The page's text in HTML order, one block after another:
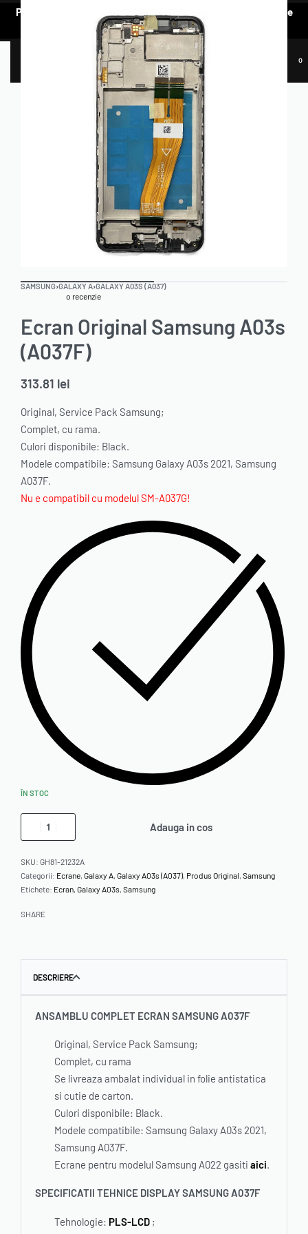
Pentru a vedea oferta de prețuri preferențiale, e nevoie să te
AUTENTIFICI.
0
SAMSUNG›GALAXY A›GALAXY A03S (A037)
o recenzie
Ecran Original Samsung A03s
(A037F)
313.81 lei
Original, Service Pack Samsung;
Complet, cu rama.
Culori disponibile: Black.
Modele compatibile: Samsung Galaxy A03s 2021, Samsung
A037F.
Nu e compatibil cu modelul SM-A037G!
ÎN STOC
Adauga in cos
SKU: GH81-21232A
Categorii: Ecrane, Galaxy A, Galaxy A03s (A037), Produs Original, Samsung
Etichete: Ecran, Galaxy A03s, Samsung
SHARE
DESCRIERE
ANSAMBLU COMPLET ECRAN SAMSUNG A037F
Original, Service Pack Samsung;
Complet, cu rama
Se livreaza ambalat individual in folie antistatica
si cutie de carton.
Culori disponibile: Black.
Modele compatibile: Samsung Galaxy A03s 2021,
Samsung A037F.
Ecrane pentru modelul Samsung A022 gasitiaici.
SPECIFICATII TEHNICE DISPLAY SAMSUNG A037F
Tehnologie: PLS-LCD ;